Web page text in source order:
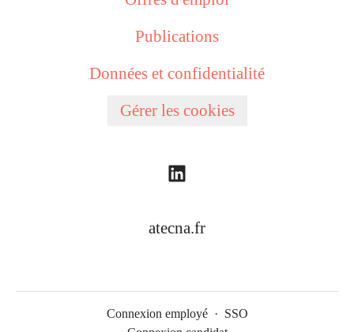
Publications
Données et confidentialité
Gérer les cookies
atecna.fr
Connexion employé · SSO